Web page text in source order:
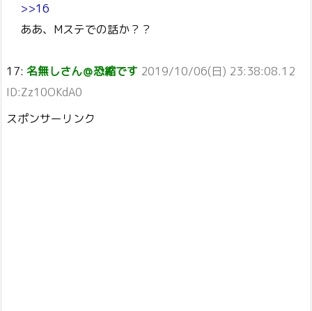
>>16
ああ、Mステでの話か？？
17: 名無しさん＠恐縮です 2019/10/06(日) 23:38:08.12
ID:Zz10OKdA0
スポンサーリンク